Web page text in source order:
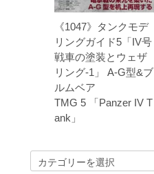
《1047》タンクモデ
リングガイド5「IV号
戦車の塗装とウェザ
リング-1」 A-G型&ブ
ルムベア
TMG 5 「Panzer IV T
ank」